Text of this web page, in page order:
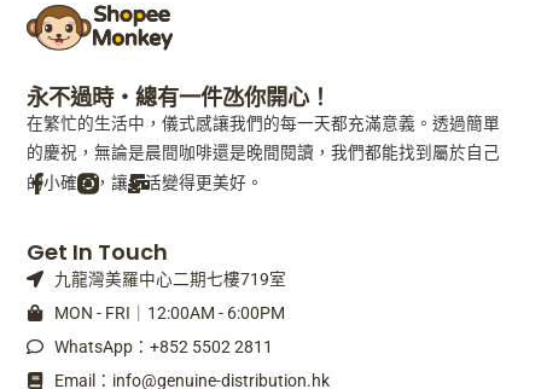
永不過時・總有一件氹你開心！
在繁忙的生活中，儀式感讓我們的每一天都充滿意義。透過簡單
的慶祝，無論是晨間咖啡還是晚間閱讀，我們都能找到屬於自己
的小確幸，讓生活變得更美好。
F
a
c
e
b
o
o
M
a
i
l
-
b
u
Get In Touch
九龍灣美羅中心二期七樓719室
MON - FRI｜12:00AM - 6:00PM
WhatsApp：+852 5502 2811
Email：info@genuine-distribution.hk